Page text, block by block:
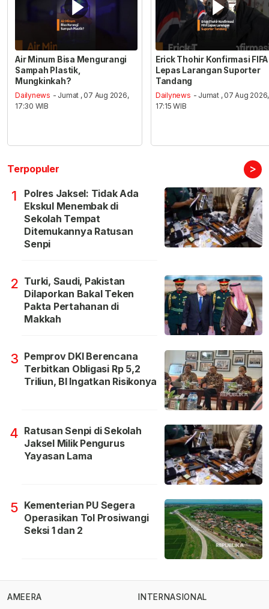
Air Minum Bisa Mengurangi
Sampah Plastik,
Mungkinkah?
Dailynews - Jumat , 07 Aug 2026,
17:30 WIB
Erick Thohir Konfirmasi FIFA
Lepas Larangan Suporter
Tandang
Dailynews - Jumat , 07 Aug 2026,
17:15 WIB
Terpopuler >
1
Polres Jaksel: Tidak Ada
Ekskul Menembak di
Sekolah Tempat
Ditemukannya Ratusan
Senpi
2 Turki, Saudi, Pakistan
Dilaporkan Bakal Teken
Pakta Pertahanan di
Makkah
3 Pemprov DKI Berencana
Terbitkan Obligasi Rp 5,2
Triliun, BI Ingatkan Risikonya
4 Ratusan Senpi di Sekolah
Jaksel Milik Pengurus
Yayasan Lama
5 Kementerian PU Segera
Operasikan Tol Prosiwangi
Seksi 1 dan 2
AMEERA
INTERNASIONAL